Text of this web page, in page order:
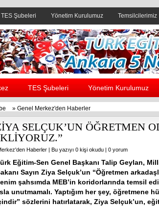
TES Şubeleri Yönetim Kurulumuz Temsilcilerimiz
Header yanı reklam alanı
TES Şubeleri Yönetim Kurulumuz
» Genel Merkez'den Haberler
SELÇUK’UN ÖĞRETMEN
Haberler | Bu yazıyı 0 kişi okudu | 0 yorum
Eğitim-Sen Genel Başkanı Talip Geylan,
Sayın Ziya Selçuk’un “Öğretmen
şahsımda MEB’in koridorlarında temsil
unutmamalı. Yaptığım her şey, öğretmene
sözlerini hatırlatarak, Ziya Selçuk’un,